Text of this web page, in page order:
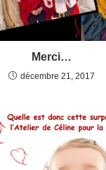
Merci…
décembre 21, 2017